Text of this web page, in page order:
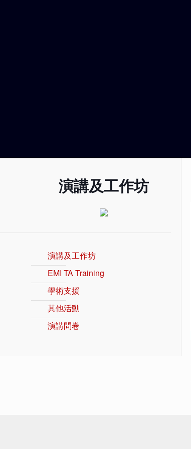
演講及工作坊
演講及工作坊
EMI TA Training
學術支援
其他活動
演講問卷